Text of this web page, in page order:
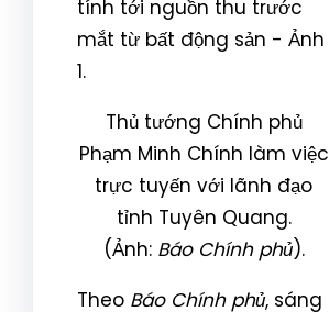
Thủ tướng Chính phủ
Phạm Minh Chính làm việc
trực tuyến với lãnh đạo
tỉnh Tuyên Quang.
(Ảnh: Báo Chính phủ).
Theo Báo Chính phủ, sáng